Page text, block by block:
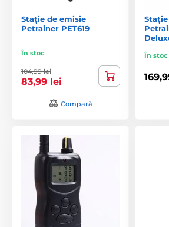
Stație de emisie
Petrainer PET619
În stoc
104,99 lei
83,99 lei
Compară
În stoc